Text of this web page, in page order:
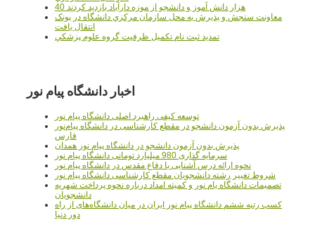
40 هزار دانش آموز و دانشجو از موزه دارآباد بازديد کردند
معاونت سنجش و پذيرش به محل سازمان مرکزي دانشگاه در پونک
انتقال يافت
تمديد ثبت نام تکميل ظرفيت گروه علوم پزشکي
اخبار دانشگاه پیام نور
توسعه کیفی راهبرد اصلی دانشگاه پیام نور
پذیرش بدون آزمون دانشجو در مقطع کارشناسی در دانشگاه پیام‌نور
فارس
پذیرش بدون آزمون دانشجو در دانشگاه پیام نور همدان
سرمایه گذاری 980 میلیارد تومانی دانشگاه پیام نور
نحوه ارائه درس آشنایی با دفاع مقدس در دانشگاه پیام نور
شروط تغییر رشته دانشجویان مقطع کارشناسی دانشگاه پیام نور
تصمیمات دانشگاه یام نور و کمیته امداد درباره نحوه پرداخت شهریه
دانشجویان
کسب رتبه ششم دانشگاه پیام نور ایران در میان دانشگاه‌های از راه
دور دنیا